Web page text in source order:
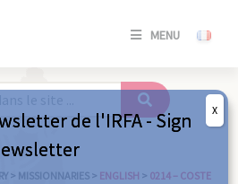
MENU
SE
/
> MISSIONNARIES > ENGLISH > 0214 – COSTE
de l'IRFA - Sign
X